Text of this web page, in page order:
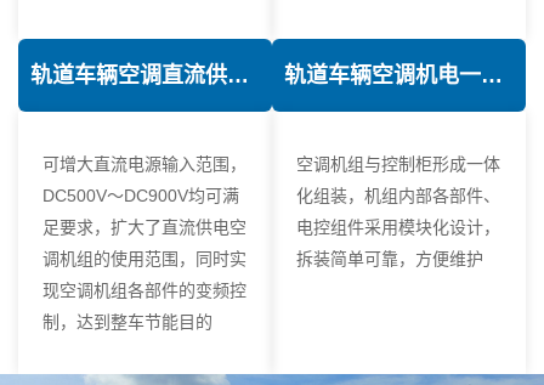
轨道车辆空调直流供电技术
可增大直流电源输入范围，
DC500V～DC900V均可满
足要求，扩大了直流供电空
调机组的使用范围，同时实
现空调机组各部件的变频控
制，达到整车节能目的
轨道车辆空调机电一体化技术
空调机组与控制柜形成一体
化组装，机组内部各部件、
电控组件采用模块化设计，
拆装简单可靠，方便维护